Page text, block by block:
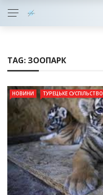
TAG: ЗООПАРК
НОВИНИ ТУРЕЦЬКЕ СУСПІЛЬСТВО